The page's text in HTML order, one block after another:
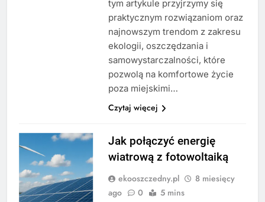
tym artykule przyjrzymy się
praktycznym rozwiązaniom oraz
najnowszym trendom z zakresu
ekologii, oszczędzania i
samowystarczalności, które
pozwolą na komfortowe życie
poza miejskimi…
Czytaj więcej
Jak połączyć energię
wiatrową z fotowoltaiką
ekooszczedny.pl
8 miesięcy
ago
0 5 mins